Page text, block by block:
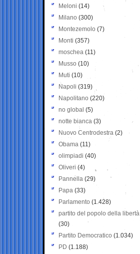
Meloni (14)
Milano (300)
Montezemolo (7)
Monti (357)
moschea (11)
Musso (10)
Muti (10)
Napoli (319)
Napolitano (220)
no global (5)
notte bianca (3)
Nuovo Centrodestra (2)
Obama (11)
olimpiadi (40)
Oliveri (4)
Pannella (29)
Papa (33)
Parlamento (1.428)
partito del popolo della libertà
(30)
Partito Democratico (1.034)
PD (1.188)